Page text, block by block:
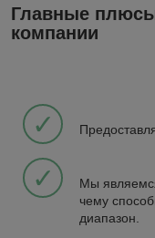
Главные
компании
✓
✓
Мы
чему
диапазон.